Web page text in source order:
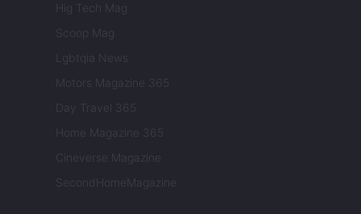
Hig Tech Mag
Scoop Mag
Lgbtqia News
Motors Magazine 365
Day Travel 365
Home Magazine 365
Cineverse Magazine
SecondHomeMagazine